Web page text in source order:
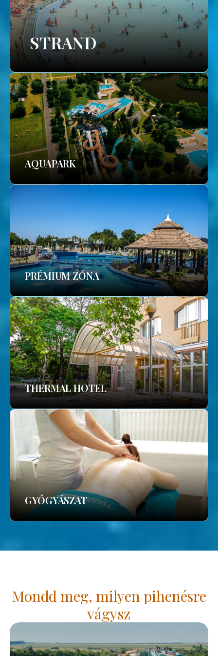
STRAND
AQUAPARK
PRÉMIUM ZÓNA
THERMAL HOTEL
GYÓGYÁSZAT
Mondd meg, milyen pihenésre
vágysz